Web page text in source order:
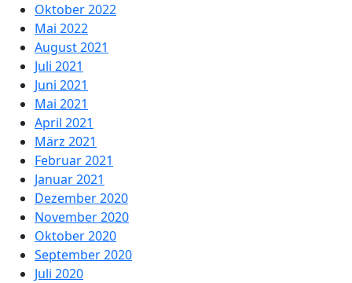
Oktober 2022
Mai 2022
August 2021
Juli 2021
Juni 2021
Mai 2021
April 2021
März 2021
Februar 2021
Januar 2021
Dezember 2020
November 2020
Oktober 2020
September 2020
Juli 2020